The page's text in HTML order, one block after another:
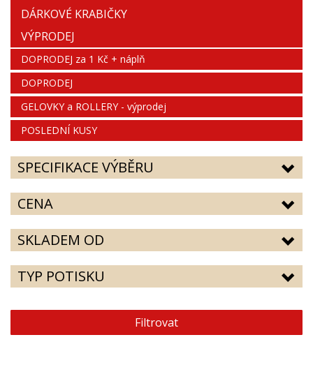
DÁRKOVÉ KRABIČKY
VÝPRODEJ
DOPRODEJ za 1 Kč + náplň
DOPRODEJ
GELOVKY a ROLLERY - výprodej
POSLEDNÍ KUSY
SPECIFIKACE VÝBĚRU
CENA
SKLADEM OD
TYP POTISKU
Filtrovat